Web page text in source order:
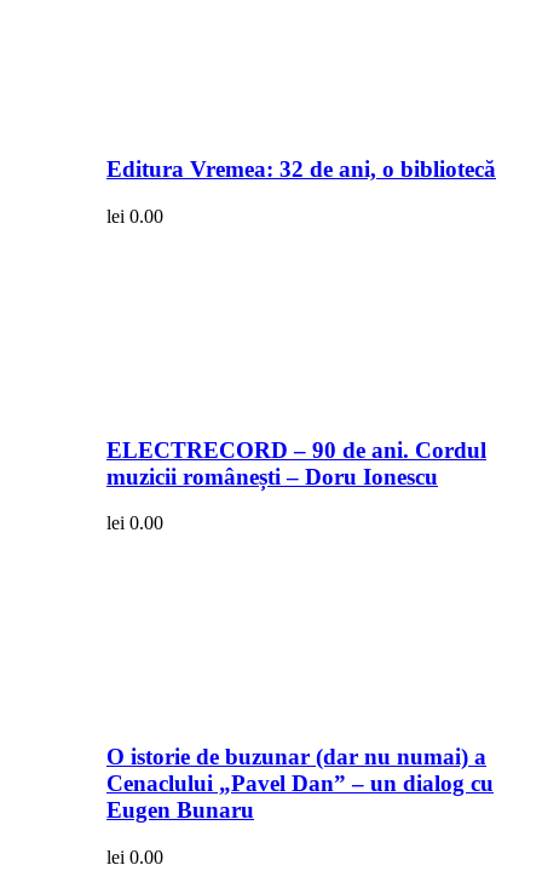
Editura Vremea: 32 de ani, o bibliotecă
lei 0.00
ELECTRECORD – 90 de ani. Cordul
muzicii românești – Doru Ionescu
lei 0.00
O istorie de buzunar (dar nu numai) a
Cenaclului „Pavel Dan” – un dialog cu
Eugen Bunaru
lei 0.00